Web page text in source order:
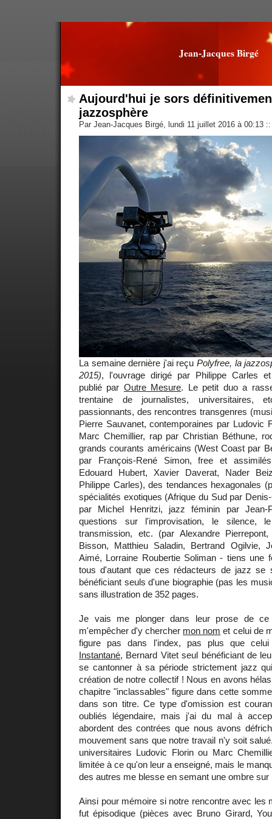
Jean-Jacques Birgé
Aujourd'hui je sors
jazzosphère
Par Jean-Jacques Birgé, lundi 11 juillet 2016 à 00:13 ::
La semaine dernière j'ai reçu Polyfree, la
2015), l'ouvrage dirigé par Philippe Carles et
publié par Outre Mesure. Le petit duo a
trentaine de journalistes, universitaires,
passionnants, des rencontres transgenres
Pierre Sauvanet, contemporaines par Ludovic
Marc Chemillier, rap par Christian Béthune,
grands courants américains (West Coast par
par François-René Simon, free et
Edouard Hubert, Xavier Daverat, Nader
Philippe Carles), des tendances hexagonales
spécialités exotiques (Afrique du Sud par
par Michel Henritzi, jazz féminin par Jean-
questions sur l'improvisation, le silence,
transmission, etc. (par Alexandre
Bisson, Matthieu Saladin, Bertrand Ogilvie,
Aimé, Lorraine Roubertie Soliman - tiens une
tous d'autant que ces rédacteurs de jazz se
bénéficiant seuls d'une biographie (pas les
sans illustration de 352 pages.
Je vais me plonger dans leur prose de
m'empêcher d'y chercher mon nom et celui de
figure pas dans l'index, pas plus que
Instantané, Bernard Vitet seul bénéficiant de
se cantonner à sa période strictement jazz
création de notre collectif ! Nous en avons
chapitre "inclassables" figure dans cette
dans son titre. Ce type d'omission est
oubliés légendaire, mais j'ai du mal à
abordent des contrées que nous avons
mouvement sans que notre travail n'y soit
universitaires Ludovic Florin ou Marc
limitée à ce qu'on leur a enseigné, mais le
des autres me blesse en semant une ombre sur
Ainsi pour mémoire si notre rencontre avec les
fut épisodique (pièces avec Bruno Girard,